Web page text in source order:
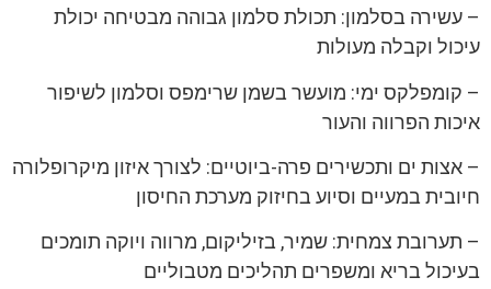
– עשירה בסלמון: תכולת סלמון גבוהה מבטיחה יכולת
עיכול וקבלה מעולות
– קומפלקס ימי: מועשר בשמן שרימפס וסלמון לשיפור
איכות הפרווה והעור
– אצות ים ותכשירים פרה-ביוטיים: לצורך איזון מיקרופלורה
חיובית במעיים וסיוע בחיזוק מערכת החיסון
– תערובת צמחית: שמיר, בזיליקום, מרווה ויוקה תומכים
בעיכול בריא ומשפרים תהליכים מטבוליים